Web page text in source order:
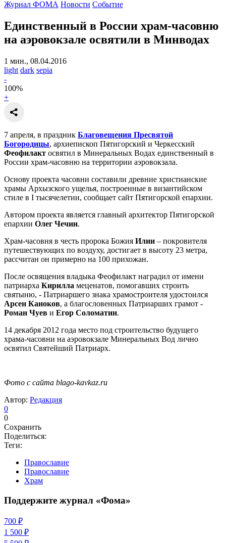
Журнал ФОМА Новости Событие
Единственный в России храм-часовню
на аэровокзале освятили в Минводах
1 мин., 08.04.2016
light dark sepia
-
100%
+
7 апреля, в праздник Благовещения Пресвятой
Богородицы, архиепископ Пятигорский и Черкесский
Феофилакт освятил в Минеральных Водах единственный в
России храм-часовню на территории аэровокзала.
Основу проекта часовни составили древние христианские
храмы Архызского ущелья, построенные в византийском
стиле в I тысячелетии, сообщает сайт Пятигорской епархии.
Автором проекта является главный архитектор Пятигорской
епархии Олег Чечин.
Храм-часовня в честь пророка Божия Илии – покровителя
путешествующих по воздуху, достигает в высоту 23 метра,
рассчитан он примерно на 100 прихожан.
После освящения владыка Феофилакт наградил от имени
патриарха Кирилла меценатов, помогавших строить
святыню, - Патриаршего знака храмостроителя удостоился
Арсен Каноков, а благословенных Патриарших грамот -
Роман Чуев и Егор Соломатин.
14 декабря 2012 года место под строительство будущего
храма-часовни на аэровокзале Минеральных Вод лично
освятил Святейший Патриарх.
Фото с сайта blago-kavkaz.ru
Автор: Редакция
0
0
Сохранить
Поделиться:
Теги:
Православие
Православие
Храм
Поддержите журнал «Фома»
700 ₽
1 500 ₽